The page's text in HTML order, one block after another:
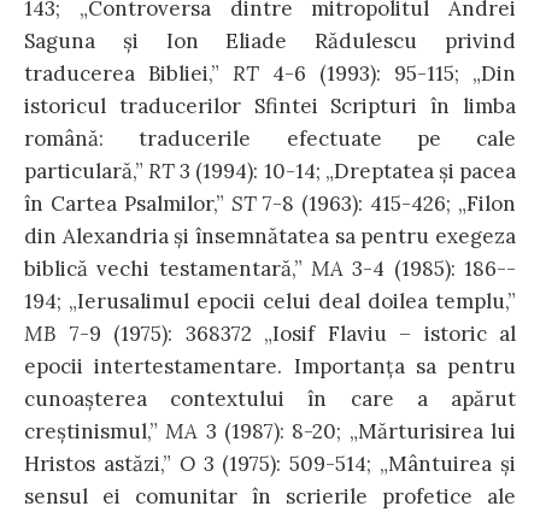
143; „Controversa dintre mitropolitul Andrei
Saguna şi Ion Eliade Rădulescu privind
traducerea Bibliei,” RT 4-6 (1993): 95-115; „Din
istoricul traducerilor Sfintei Scripturi în limba
română: traducerile efectuate pe cale
particulară,”RT3 (1994): 10­-14; „Dreptatea şi pacea
în Cartea Psalmilor,” ST7­-8 (1963): 415­-426; „Filon
din Alexandria şi însemnătatea sa pentru exegeza
biblică vechi testamentară,” MA 3-­4 (1985): 186-­
194; „Ierusalimul epocii celui de­al doilea templu,”
MB 7-­9 (1975): 368­372 „Iosif Flaviu – istoric al
epocii intertestamentare. Importanţa sa pentru
cunoaşterea contextului în care a apărut
creştinismul,”MA 3 (1987): 8-­20; „Mărturisirea lui
Hristos astăzi,” O3 (1975): 509-­514; „Mântuirea şi
sensul ei comunitar în scrierile profetice ale